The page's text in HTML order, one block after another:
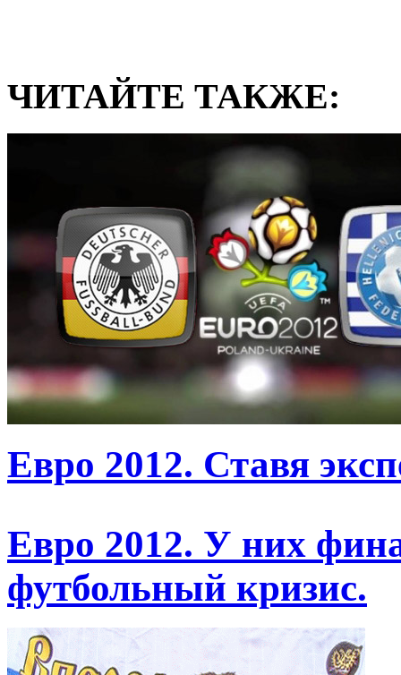
ЧИТАЙТЕ ТАКЖЕ:
Евро 2012. Ставя
Евро 2012. У них
футбольный кризис.